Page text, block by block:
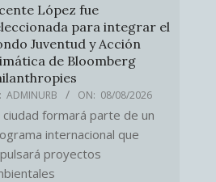
López fue
para integrar el
Juventud y Acción
de Bloomberg
ADMINURB ON: 08/08/2026
ciudad formará parte de un
internacional que
proyectos